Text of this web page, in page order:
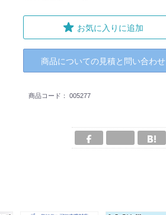
お気に入りに追加
商品についての見積と問い合わせ
商品コード： 005277